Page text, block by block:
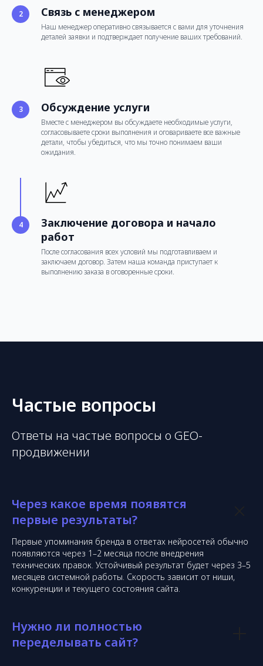
Связь с менеджером
Наш менеджер оперативно связывается с вами для уточнения
деталей заявки и подтверждает получение ваших требований.
Обсуждение услуги
Вместе с менеджером вы обсуждаете необходимые услуги,
согласовываете сроки выполнения и оговариваете все важные
детали, чтобы убедиться, что мы точно понимаем ваши
ожидания.
Заключение договора и начало
работ
После согласования всех условий мы подготавливаем и
заключаем договор. Затем наша команда приступает к
выполнению заказа в оговоренные сроки.
Частые вопросы
Ответы на частые вопросы о GEO-
продвижении
Через какое время появятся
первые результаты?
Первые упоминания бренда в ответах нейросетей обычно
появляются через 1–2 месяца после внедрения
технических правок. Устойчивый результат будет через 3–5
месяцев системной работы. Скорость зависит от ниши,
конкуренции и текущего состояния сайта.
Нужно ли полностью
переделывать сайт?